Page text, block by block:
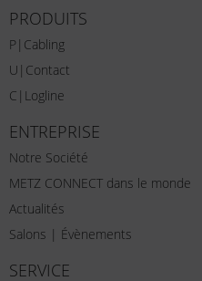
PRODUITS
P|Cabling
U|Contact
C|Logline
ENTREPRISE
Notre Société
METZ CONNECT dans le monde
Actualités
Salons | Évènements
SERVICE